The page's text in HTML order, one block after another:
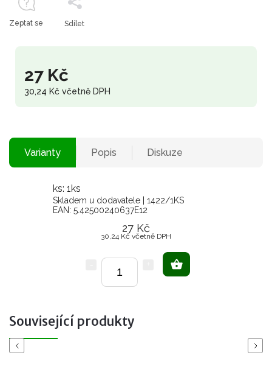
27 Kč
30,24 Kč včetně DPH
Zeptat se Sdílet
Varianty Popis Diskuze
ks: 1ks
Skladem u dodavatele
| 1422/1KS
EAN: 5.42500240637E12
27 Kč
30,24 Kč včetně DPH
Související produkty
Previous Next